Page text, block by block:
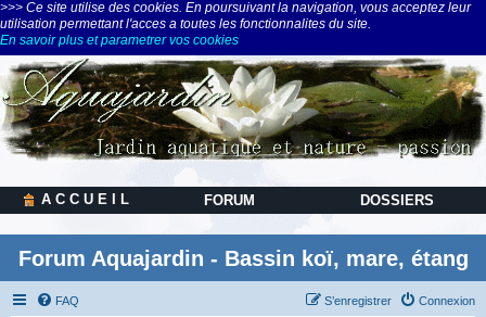
>>> Ce site utilise des cookies. En poursuivant la navigation, vous acceptez leur
utilisation permettant l'acces a toutes les fonctionnalites du site.
En savoir plus et parametrer vos cookies
A C C U E I L FORUM DOSSIERS
Forum Aquajardin - Bassin koï, mare, étang
FAQ Connexion
S’enregistrer